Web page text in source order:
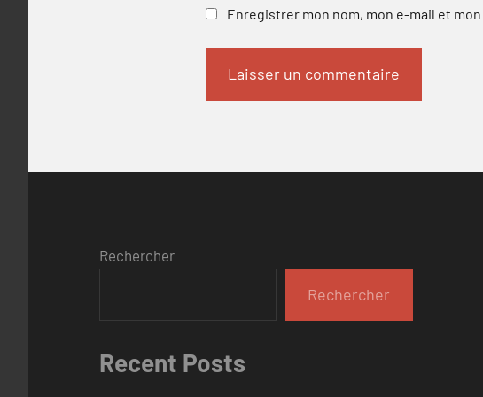
Enregistrer mon nom, mon e-mail et
Rechercher
Rechercher
Recent Posts